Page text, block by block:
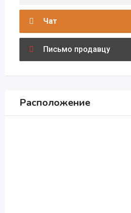
Чат
Письмо продавцу
Расположение